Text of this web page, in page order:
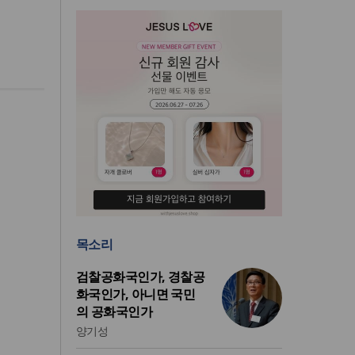
목소리
검찰공화국인가, 경찰공
화국인가, 아니면 국민
의 공화국인가
양기성